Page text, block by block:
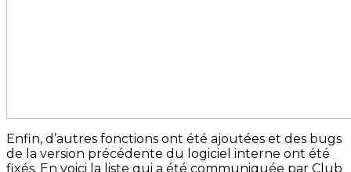
Enfin, d’autres fonctions ont été ajoutées et des bugs
de la version précédente du logiciel interne ont été
fixés. En voici la liste qui a été communiquée par Club